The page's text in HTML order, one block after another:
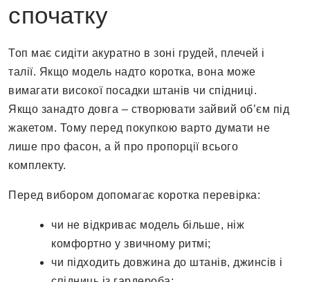
спочатку
Топ має сидіти акуратно в зоні грудей, плечей і
талії. Якщо модель надто коротка, вона може
вимагати високої посадки штанів чи спідниці.
Якщо занадто довга – створювати зайвий об’єм під
жакетом. Тому перед покупкою варто думати не
лише про фасон, а й про пропорції всього
комплекту.
Перед вибором допомагає коротка перевірка:
чи не відкриває модель більше, ніж
комфортно у звичному ритмі;
чи підходить довжина до штанів, джинсів і